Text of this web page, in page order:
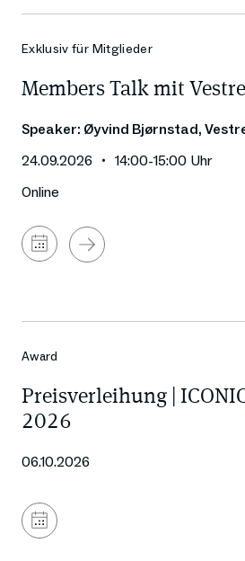
Exklusiv für Mitglieder
Members Talk mit Vestre
Speaker: Øyvind Bjørnstad,
24.09.2026
14:00-15:00 Uhr
Online
Zum
Kalender
Award
Preisverleihung |
2026
06.10.2026
Zum
Kalender